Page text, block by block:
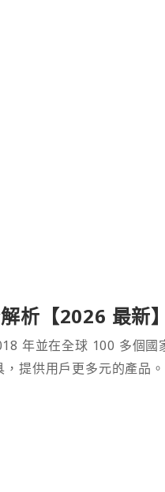
【2026 最新】
年並在全球 100 多個國
提供用戶更多元的產品。